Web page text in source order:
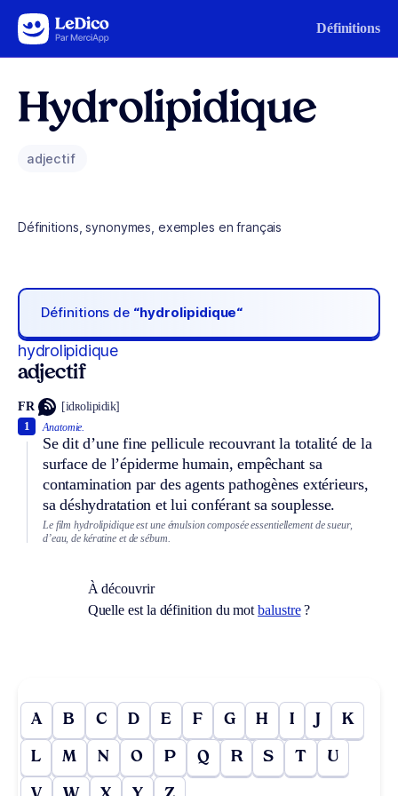
Aller au contenu Définitions
Hydrolipidique
adjectif
Définitions, synonymes, exemples en français
Définitions de “hydrolipidique“
hydrolipidique
adjectif
FR [idʀolipidik]
Anatomie.
Se dit d’une fine pellicule recouvrant la totalité de la
surface de l’épiderme humain, empêchant sa
contamination par des agents pathogènes extérieurs,
sa déshydratation et lui conférant sa souplesse.
1
Le film hydrolipidique est une émulsion composée essentiellement de sueur,
d’eau, de kératine et de sébum.
À découvrir
Quelle est la définition du motbalustre?
A B C D E F G H I J K
L M N O P Q R S T U